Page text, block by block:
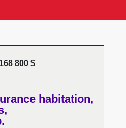
800 $
habitation,